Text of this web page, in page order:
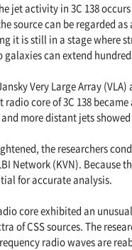
jet activity in 3C 138
source can be regarded
it is still in a stage
can extend
ansky Very Large Array
core of 3C 138
more distant jets
the researchers
Network (KVN). Because
for accurate analysis.
core exhibited an
of CSS sources. The
radio waves are